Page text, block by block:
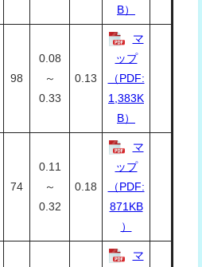
B）
98
0.08
～
0.33
0.13
マ
ップ
（PDF:
1,383K
B）
74
0.11
～
0.32
0.18
マ
ップ
（PDF:
871KB
）
マ